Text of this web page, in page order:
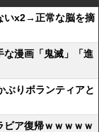
いx2→正常な脳を摘
な漫画「鬼滅」「進
ぶりボランティアと
ビア復帰ｗｗｗｗｗ